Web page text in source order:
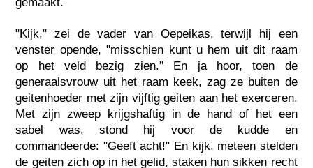
"Kijk," zei de vader van Oepeikas, terwijl hij een
venster opende, "misschien kunt u hem uit dit raam
op het veld bezig zien." En ja hoor, toen de
generaalsvrouw uit het raam keek, zag ze buiten de
geitenhoeder met zijn vijftig geiten aan het exerceren.
Met zijn zweep krijgshaftig in de hand of het een
sabel was, stond hij voor de kudde en
commandeerde: "Geeft acht!" En kijk, meteen stelden
de geiten zich op in het gelid, staken hun sikken recht